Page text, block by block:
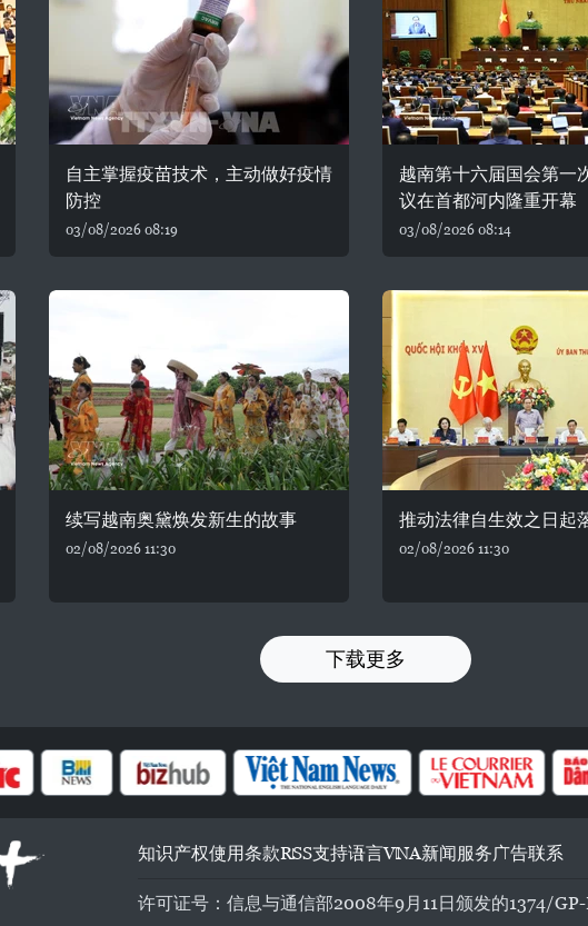
自主掌握疫苗技术，主动做好疫情
防控
03/08/2026 08:19
越南第十六届国会第一
议在首都河内隆重开幕
03/08/2026 08:14
续写越南奥黛焕发新生的故事
02/08/2026 11:30
推动法律自生效之日起
02/08/2026 11:30
下载更多
知识产权使用条款RSS支持语言VNA新闻服务广告联系
许可证号：信息与通信部2008年9月11日颁发的1374/GP-